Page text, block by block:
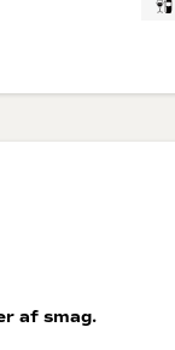
af smag.